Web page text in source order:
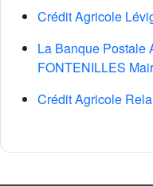
Crédit Agricole
La Banque Postale
FONTENILLES
Crédit Agricole